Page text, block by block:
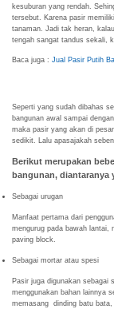
kesuburan yang rendah.
tersebut. Karena pasir
tanaman. Jadi tak heran,
tengah sangat tandus sekali,
Baca juga : Jual Pasir Putih
Seperti yang sudah dibahas
bangunan awal sampai
maka pasir yang akan di
sedikit. Lalu apasajakah
Berikut merupakan
bangunan, diantaranya
Sebagai urugan
Manfaat pertama dari
mengurug pada bawah lantai,
paving block.
Sebagai mortar atau spesi
Pasir juga digunakan sebagai
menggunakan bahan lainnya
memasang dinding batu